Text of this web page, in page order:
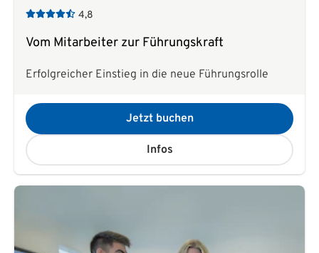
4,8
Vom Mitarbeiter zur Führungskraft
Erfolgreicher Einstieg in die neue Führungsrolle
Jetzt buchen
Infos